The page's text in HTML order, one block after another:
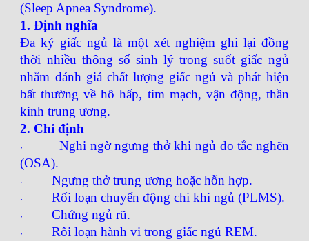
(Sleep Apnea Syndrome).
1. Định nghĩa
Đa ký giấc ngủ là một xét nghiệm ghi lại đồng
thời nhiều thông số sinh lý trong suốt giấc ngủ
nhằm đánh giá chất lượng giấc ngủ và phát hiện
bất thường về hô hấp, tim mạch, vận động, thần
kinh trung ương.
2. Chỉ định
·
Nghi ngờ ngưng thở khi ngủ do tắc nghẽn
(OSA).
· Ngưng thở trung ương hoặc hỗn hợp.
· Rối loạn chuyển động chi khi ngủ (PLMS).
· Chứng ngủ rũ.
· Rối loạn hành vi trong giấc ngủ REM.